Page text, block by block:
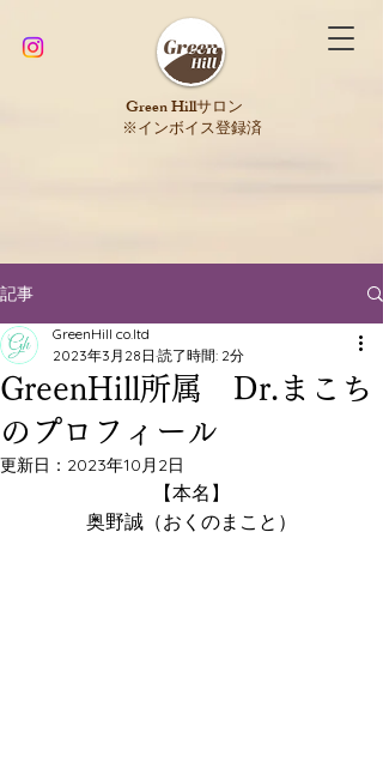
​Green Hillサロン
※インボイス登録済
記事
GreenHill所属 Dr.まこち
のプロフィール
GreenHill co.ltd
2023年3月28日 読了時間: 2分
更新日： 2023年10月2日
【本名】
奥野誠（おくのまこと）